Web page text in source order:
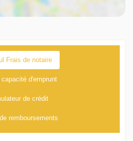
Frais de notaire
d'emprunt
de crédit
remboursements